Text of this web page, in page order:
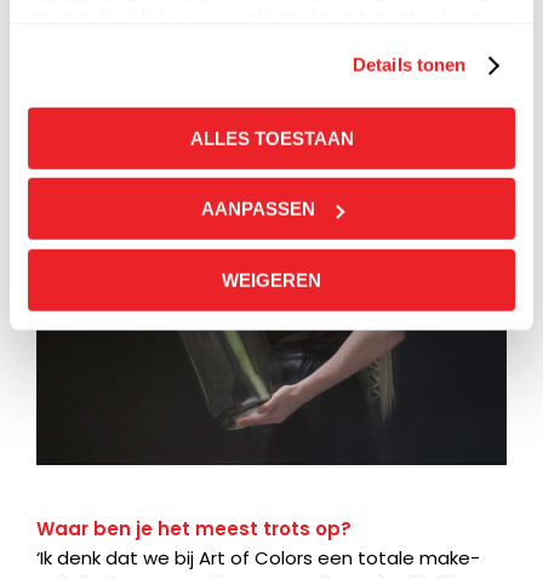
Details tonen
ALLES TOESTAAN
AANPASSEN
WEIGEREN
Waar ben je het meest trots op?
‘Ik denk dat we bij Art of Colors een totale make-